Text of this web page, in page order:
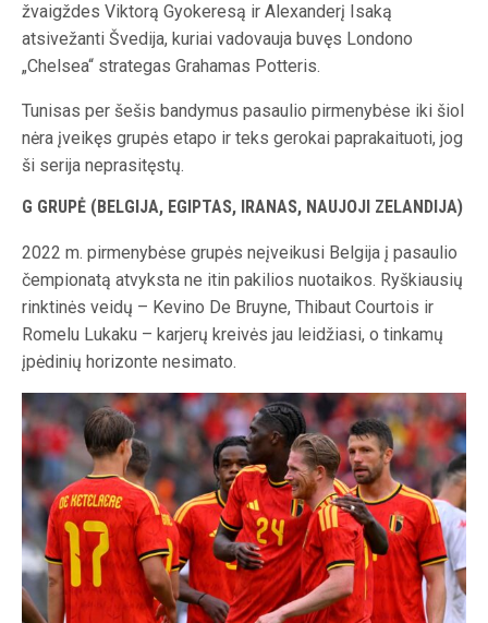
žvaigždes Viktorą Gyokeresą ir Alexanderį Isaką
atsivežanti Švedija, kuriai vadovauja buvęs Londono
„Chelsea“ strategas Grahamas Potteris.
Tunisas per šešis bandymus pasaulio pirmenybėse iki šiol
nėra įveikęs grupės etapo ir teks gerokai paprakaituoti, jog
ši serija neprasitęstų.
G GRUPĖ (BELGIJA, EGIPTAS, IRANAS, NAUJOJI ZELANDIJA)
2022 m. pirmenybėse grupės neįveikusi Belgija į pasaulio
čempionatą atvyksta ne itin pakilios nuotaikos. Ryškiausių
rinktinės veidų – Kevino De Bruyne, Thibaut Courtois ir
Romelu Lukaku – karjerų kreivės jau leidžiasi, o tinkamų
įpėdinių horizonte nesimato.